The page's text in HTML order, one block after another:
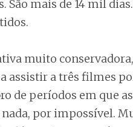
São mais de 14 mil
muito
assistir a três filmes
de períodos em que
por impossível.